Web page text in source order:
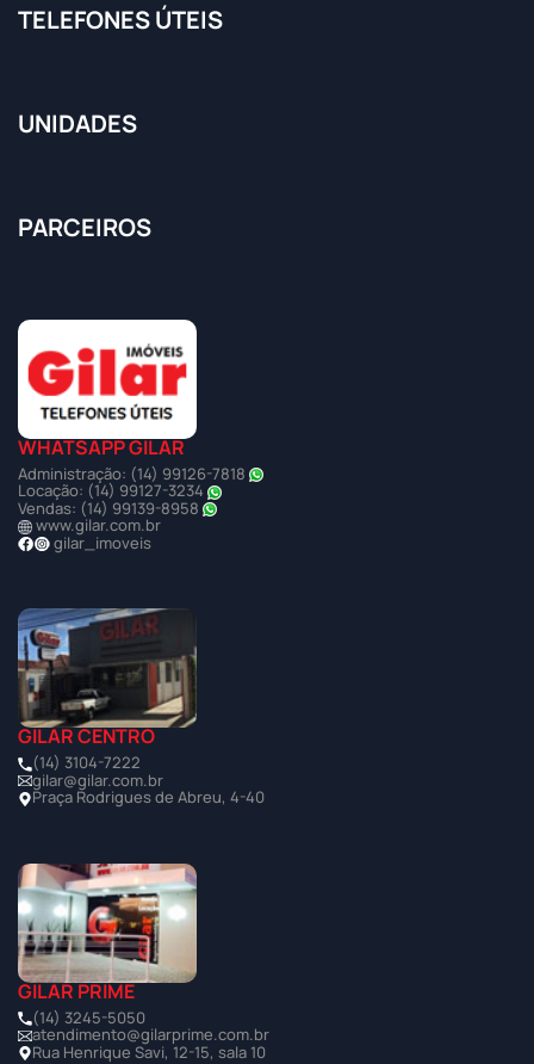
TELEFONES ÚTEIS
UNIDADES
PARCEIROS
WHATSAPP GILAR
Administração: (14) 99126-7818
Locação: (14) 99127-3234
Vendas: (14) 99139-8958
www.gilar.com.br
gilar_imoveis
GILAR CENTRO
(14) 3104-7222
gilar@gilar.com.br
Praça Rodrigues de Abreu, 4-40
GILAR PRIME
(14) 3245-5050
atendimento@gilarprime.com.br
Rua Henrique Savi, 12-15, sala 10